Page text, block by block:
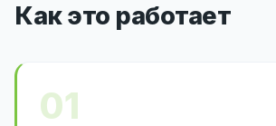
Как это работает
01